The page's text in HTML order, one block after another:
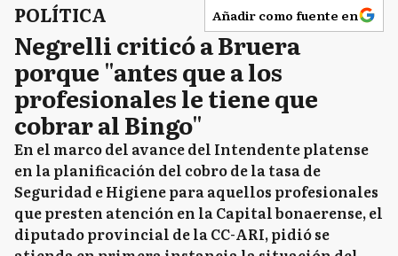
POLÍTICA Añadir como fuente en
Negrelli criticó a Bruera
porque "antes que a los
profesionales le tiene que
cobrar al Bingo"
En el marco del avance del Intendente platense
en la planificación del cobro de la tasa de
Seguridad e Higiene para aquellos profesionales
que presten atención en la Capital bonaerense, el
diputado provincial de la CC-ARI, pidió se